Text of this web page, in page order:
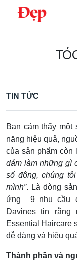
Chuyển
TIN TỨC
Bạn cảm thấy
năng hiệu quả,
của sản phẩm còn
dám làm những gì
số đông, chúng
mình”. Là dòng
ứng 9 nhu cầu
Davines tin
Essential Haircare
dễ dàng và hiệu
Thành phần và